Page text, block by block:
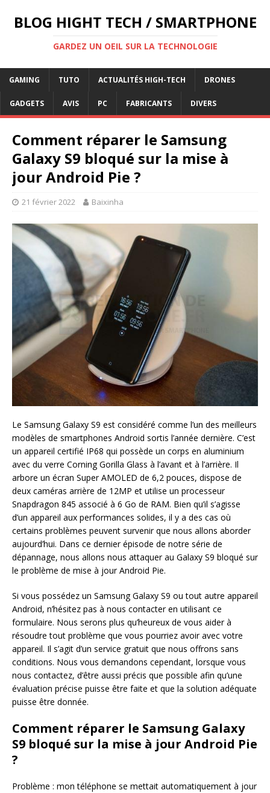
BLOG HIGHT TECH / SMARTPHONE
GARDEZ UN OEIL SUR LA TECHNOLOGIE
GAMING TUTO ACTUALITÉS HIGH-TECH DRONES
GADGETS AVIS PC FABRICANTS DIVERS
Comment réparer le Samsung
Galaxy S9 bloqué sur la mise à
jour Android Pie ?
21 février 2022 Baixinha
Le Samsung Galaxy S9 est considéré comme l’un des meilleurs
modèles de smartphones Android sortis l’année dernière. C’est
un appareil certifié IP68 qui possède un corps en aluminium
avec du verre Corning Gorilla Glass à l’avant et à l’arrière. Il
arbore un écran Super AMOLED de 6,2 pouces, dispose de
deux caméras arrière de 12MP et utilise un processeur
Snapdragon 845 associé à 6 Go de RAM. Bien qu’il s’agisse
d’un appareil aux performances solides, il y a des cas où
certains problèmes peuvent survenir que nous allons aborder
aujourd’hui. Dans ce dernier épisode de notre série de
dépannage, nous allons nous attaquer au Galaxy S9 bloqué sur
le problème de mise à jour Android Pie.
Si vous possédez un Samsung Galaxy S9 ou tout autre appareil
Android, n’hésitez pas à nous contacter en utilisant ce
formulaire. Nous serons plus qu’heureux de vous aider à
résoudre tout problème que vous pourriez avoir avec votre
appareil. Il s’agit d’un service gratuit que nous offrons sans
conditions. Nous vous demandons cependant, lorsque vous
nous contactez, d’être aussi précis que possible afin qu’une
évaluation précise puisse être faite et que la solution adéquate
puisse être donnée.
Comment réparer le Samsung Galaxy
S9 bloqué sur la mise à jour Android Pie
?
Problème : mon téléphone se mettait automatiquement à jour